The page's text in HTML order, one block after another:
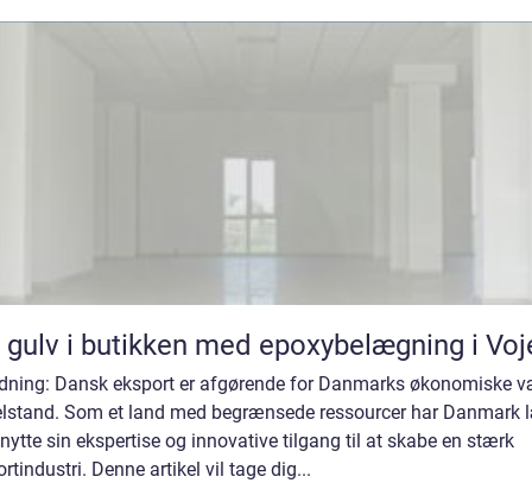
gulv i butikken med epoxybelægning i
Dansk eksport er afgørende for Danmarks økonomiske
Som et land med begrænsede ressourcer har Danmark
sin ekspertise og innovative tilgang til at skabe en stærk
Denne artikel vil tage dig...